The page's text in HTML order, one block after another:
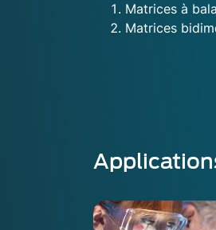
Matrices à
Matrices